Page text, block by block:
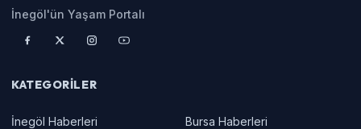
İnegöl'ün Yaşam Portalı
KATEGORILER
İnegöl Haberleri
Bursa Haberleri